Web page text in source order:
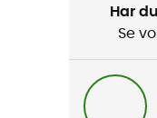
Vandreture /
Har
Se